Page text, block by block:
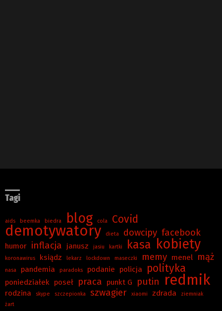
Tagi
aids beemka biedra blog cola Covid
demotywatory dieta dowcipy facebook
humor inflacja janusz jasiu kartki kasa kobiety
koronawirus ksiądz lekarz lockdown maseczki memy menel mąż
nasa pandemia paradoks podanie policja polityka
poniedziałek poseł praca punkt G putin redmik
rodzina skype szczepionka szwagier xiaomi zdrada
ziemniak
żart